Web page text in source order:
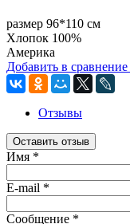
размер 96*110 см
Хлопок 100%
Америка
Добавить в сравнение
Отзывы
Оставить отзыв
Имя *
E-mail *
Сообщение *